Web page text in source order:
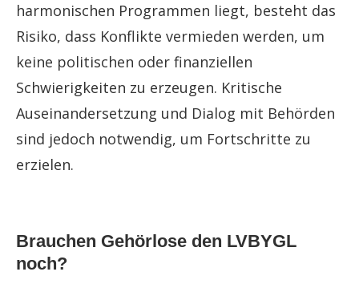
harmonischen Programmen liegt, besteht das
Risiko, dass Konflikte vermieden werden, um
keine politischen oder finanziellen
Schwierigkeiten zu erzeugen. Kritische
Auseinandersetzung und Dialog mit Behörden
sind jedoch notwendig, um Fortschritte zu
erzielen.
Brauchen Gehörlose den LVBYGL
noch?